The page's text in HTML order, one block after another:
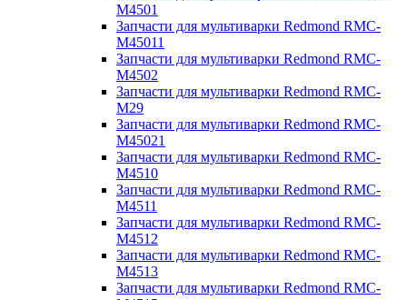
M4501
Запчасти для мультиварки Redmond RMC-
M45011
Запчасти для мультиварки Redmond RMC-
M4502
Запчасти для мультиварки Redmond RMC-
M29
Запчасти для мультиварки Redmond RMC-
M45021
Запчасти для мультиварки Redmond RMC-
M4510
Запчасти для мультиварки Redmond RMC-
M4511
Запчасти для мультиварки Redmond RMC-
M4512
Запчасти для мультиварки Redmond RMC-
M4513
Запчасти для мультиварки Redmond RMC-